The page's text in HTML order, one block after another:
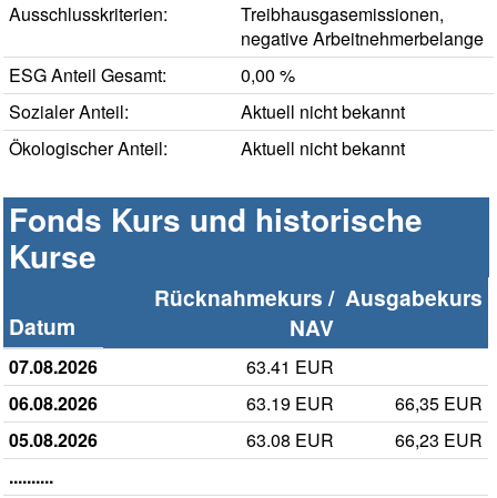
Ausschlusskriterien:
Treibhausgasemissionen,
negative Arbeitnehmerbelange
ESG Anteil Gesamt:
0,00 %
Sozialer Anteil:
Aktuell nicht bekannt
Ökologischer Anteil:
Aktuell nicht bekannt
Fonds Kurs und historische
Kurse
Datum
Rücknahmekurs /
NAV
Ausgabekurs
07.08.2026
63.41 EUR
06.08.2026
63.19 EUR
66,35 EUR
05.08.2026
63.08 EUR
66,23 EUR
..........